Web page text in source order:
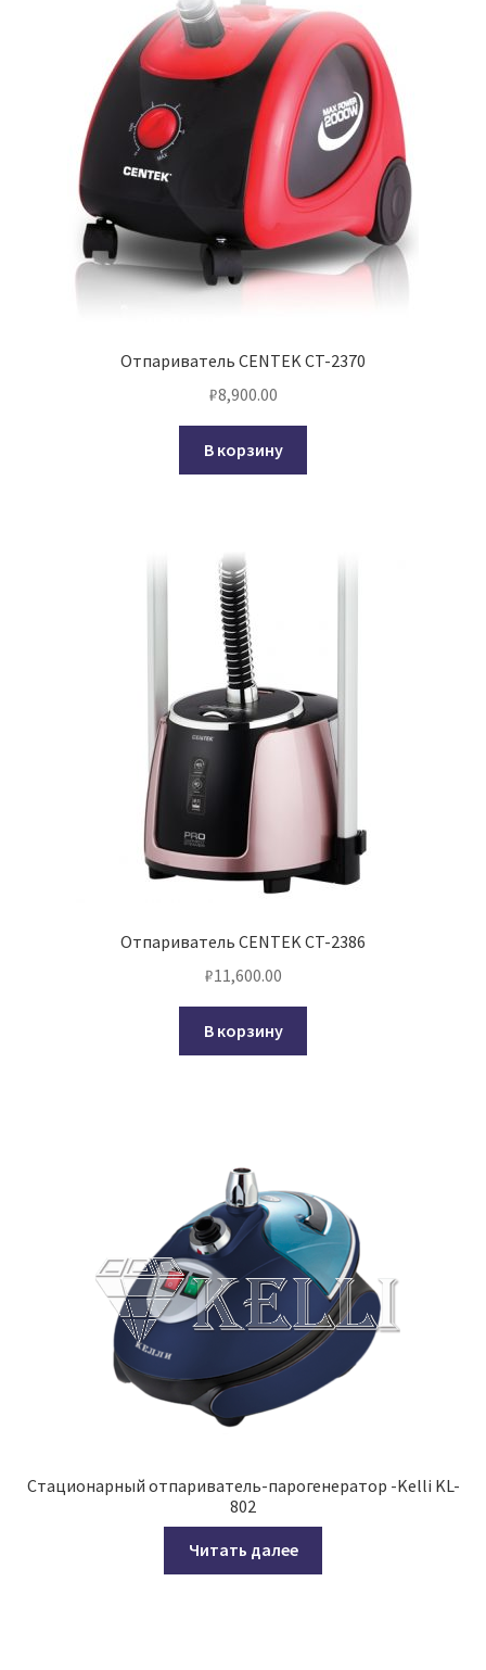
Отпариватель CENTEK CT-2370
₽8,900.00
В корзину
Отпариватель CENTEK CT-2386
₽11,600.00
В корзину
Стационарный отпариватель-парогенератор -Kelli KL-
802
Читать далее